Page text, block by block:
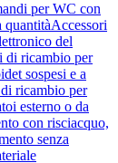
per WC con
quantitàAccessori
del
di ricambio per
sospesi e a
ricambio per
esterno o da
con risciacquo,
senza